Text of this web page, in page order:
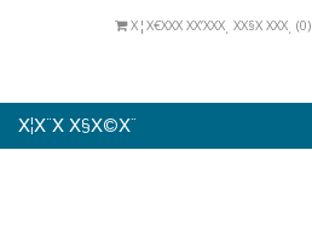
Χ¦Χ€ΧΧΧ ΧΧ’ΧΧΧͺ ΧΧ§Χ ΧΧΧͺ (0)
Χ¦Χ¨Χ Χ§Χ©Χ¨